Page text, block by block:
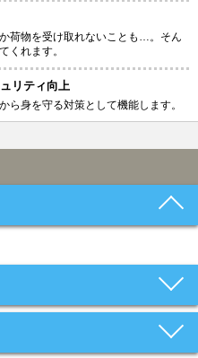
荷物を受け取れないことも…。そん
くれます。
リティ向上
ら身を守る対策として機能します。